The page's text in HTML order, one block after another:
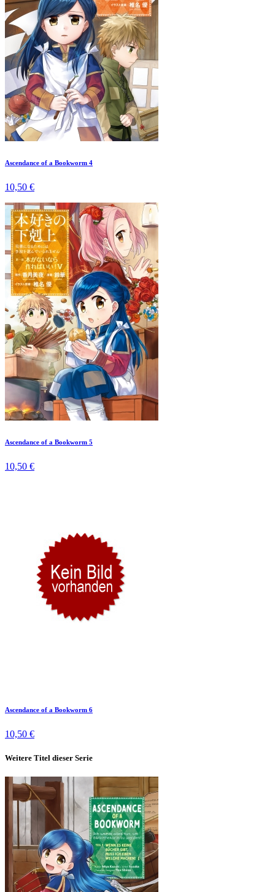
Ascendance of a Bookworm 4
10,50 €
Ascendance of a Bookworm 5
10,50 €
Ascendance of a Bookworm 6
10,50 €
Weitere Titel dieser Serie